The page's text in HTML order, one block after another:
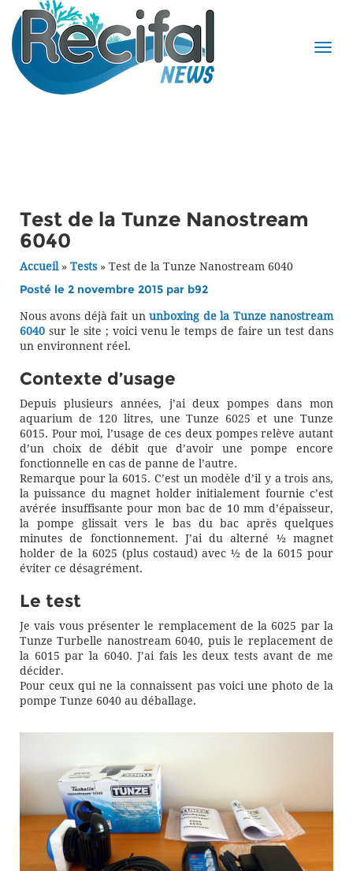
Test de la Tunze Nanostream
6040
Accueil» Tests» Test de la Tunze Nanostream 6040
Posté le 2 novembre 2015 par b92
Nous avons déjà fait ununboxing de la Tunze nanostream
6040 sur le site ; voici venu le temps de faire un test dans
un environnent réel.
Contexte d’usage
Depuis plusieurs années, j’ai deux pompes dans mon
aquarium de 120 litres, une Tunze 6025 et une Tunze
6015. Pour moi, l’usage de ces deux pompes relève autant
d’un choix de débit que d’avoir une pompe encore
fonctionnelle en cas de panne de l’autre.
Remarque pour la 6015. C’est un modèle d’il y a trois ans,
la puissance du magnet holder initialement fournie c’est
avérée insuffisante pour mon bac de 10 mm d’épaisseur,
la pompe glissait vers le bas du bac après quelques
minutes de fonctionnement. J’ai du alterné ½ magnet
holder de la 6025 (plus costaud) avec ½ de la 6015 pour
éviter ce désagrément.
Le test
Je vais vous présenter le remplacement de la 6025 par la
Tunze Turbelle nanostream 6040, puis le replacement de
la 6015 par la 6040. J’ai fais les deux tests avant de me
décider.
Pour ceux qui ne la connaissent pas voici une photo de la
pompe Tunze 6040 au déballage.